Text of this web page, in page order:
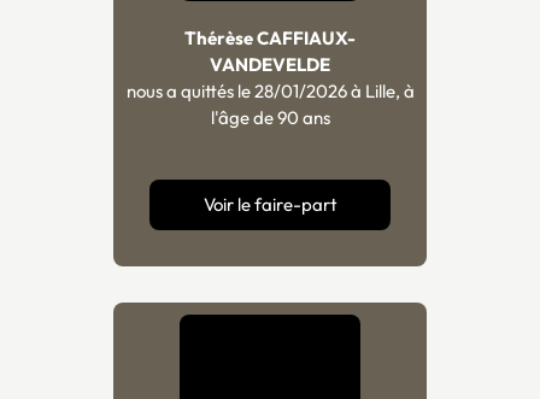
Thérèse CAFFIAUX-
VANDEVELDE
nous a quittés le 28/01/2026 à Lille, à
l'âge de 90 ans
Voir le faire-part